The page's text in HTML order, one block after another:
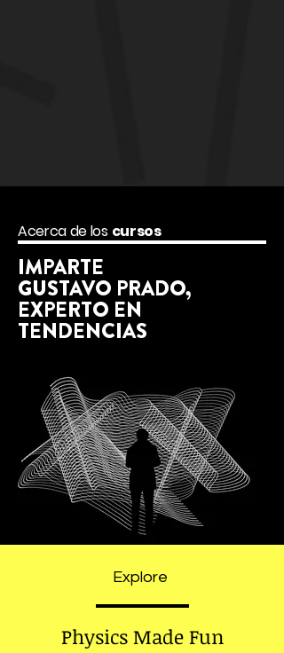
Acerca de los cursos
IMPARTE
GUSTAVO PRADO,
EXPERTO EN
TENDENCIAS
Explore
Physics Made Fun